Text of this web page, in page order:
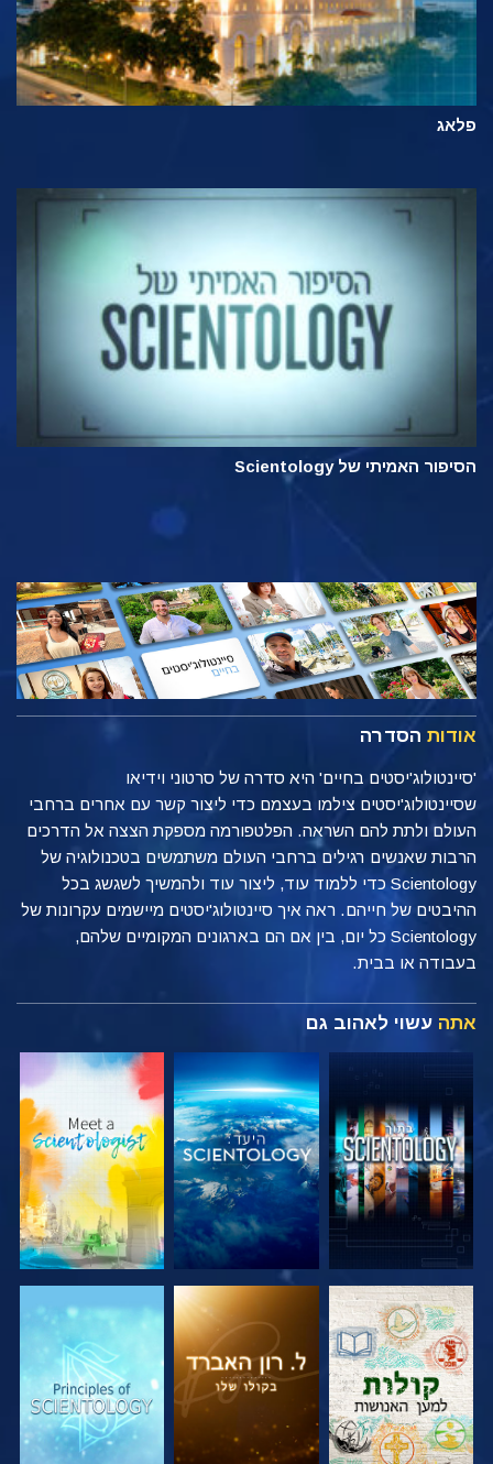
פלאג
הסיפור האמיתי של Scientology
אודות הסדרה
'סיינטולוג'יסטים בחיים' היא סדרה של סרטוני וידיאו
שסיינטולוג'יסטים צילמו בעצמם כדי ליצור קשר עם אחרים ברחבי
העולם ולתת להם השראה. הפלטפורמה מספקת הצצה אל הדרכים
הרבות שאנשים רגילים ברחבי העולם משתמשים בטכנולוגיה של
Scientology כדי ללמוד עוד, ליצור עוד ולהמשיך לשגשג בכל
ההיבטים של חייהם. ראה איך סיינטולוג'יסטים מיישמים עקרונות של
Scientology כל יום, בין אם הם בארגונים המקומיים שלהם,
בעבודה או בבית.
אתה עשוי לאהוב גם
בדוק את הסדרה בדוק את הסדרה בדוק את הסדרה